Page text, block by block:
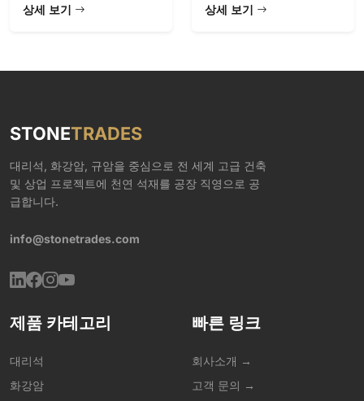
상세 보기 상세 보기
STONETRADES
대리석, 화강암, 규암을 중심으로 전 세계 고급 건축
및 상업 프로젝트에 천연 석재를 공장 직영으로 공
급합니다.
info@stonetrades.com
제품 카테고리
대리석
화강암
빠른 링크
회사소개 →
고객 문의 →